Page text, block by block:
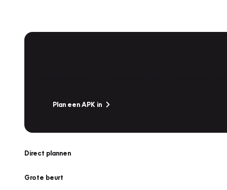
Plan een APK in
Direct plannen
Grote beurt